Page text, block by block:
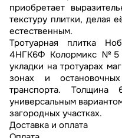
приобретает
текстуру плитки, делая
естественным.
Тротуарная плитка
4НГК6Ф Колормикс №5
укладки на тротуарах
зонах и
транспорта.
универсальным
загородных участках.
Доставка и оплата